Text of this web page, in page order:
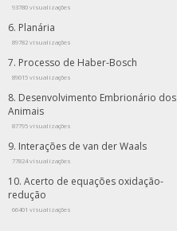
93780 visualizações
Planária
89782 visualizações
Processo de Haber-Bosch
89015 visualizações
Desenvolvimento Embrionário dos
Animais
87795 visualizações
Interações de van der Waals
77824 visualizações
Acerto de equações oxidação-
redução
66401 visualizações